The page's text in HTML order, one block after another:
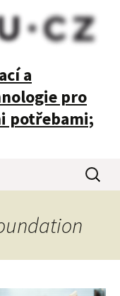
a
pro
potřebami;